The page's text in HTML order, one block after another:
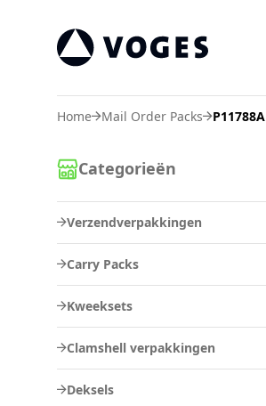
Home Mail Order Packs P11788A
Categorieën
Verzendverpakkingen
Carry Packs
Kweeksets
Clamshell verpakkingen
Deksels